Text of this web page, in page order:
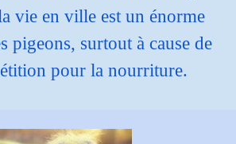
vie en ville est un énorme
pigeons, surtout à cause de
pour la nourriture.